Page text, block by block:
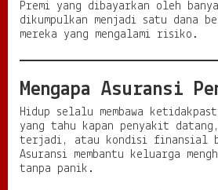
h
K
e
d
a
k
p
a
Premi yang dibayarkan oleh
dikumpulkan menjadi satu dana
mereka yang mengalami risiko.
Mengapa Asuransi
Hidup selalu membawa
yang tahu kapan penyakit
terjadi, atau kondisi finansial
Asuransi membantu keluarga
tanpa panik.